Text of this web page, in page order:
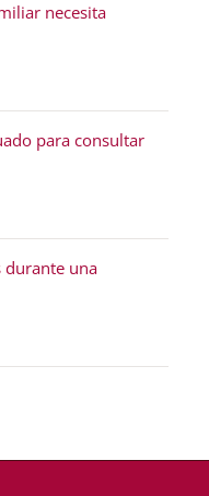
necesita
para consultar
durante una